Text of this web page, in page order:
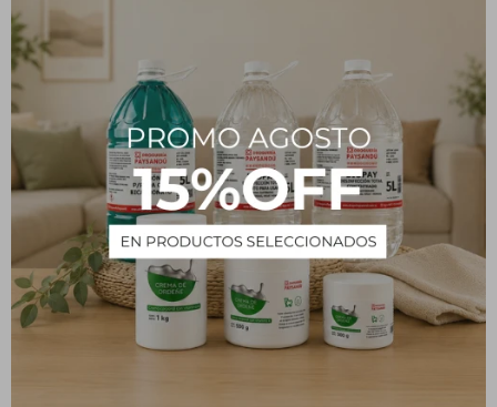
PRODUCTOS QUE TE PUEDEN INTERESAR